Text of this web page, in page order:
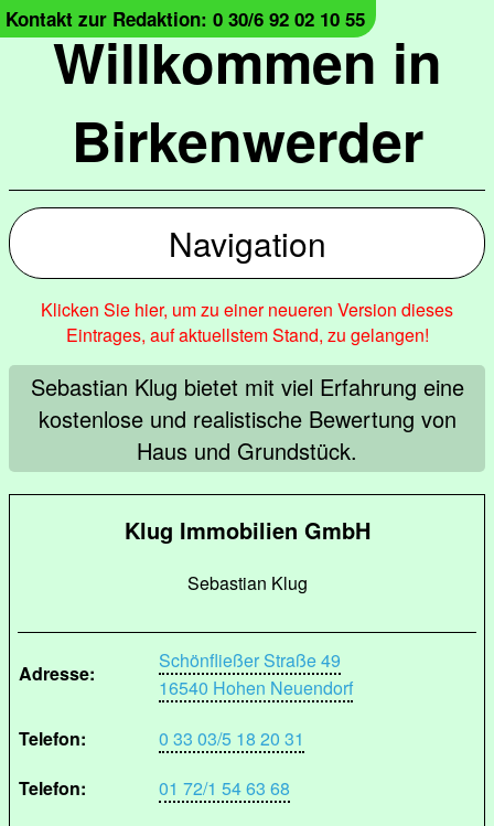
Willkommen in
Birkenwerder
Kontakt zur Redaktion: 0 30/6 92 02 10 55
Navigation
Klicken Sie hier, um zu einer neueren Version dieses
Eintrages, auf aktuellstem Stand, zu gelangen!
Sebastian Klug bietet mit viel Erfahrung eine
kostenlose und realistische Bewertung von
Haus und Grundstück.
Klug Immobilien GmbH
Sebastian Klug
Adresse:
Schönfließer Straße 49
16540 Hohen Neuendorf
Telefon:
0 33 03/5 18 20 31
Telefon:
01 72/1 54 63 68